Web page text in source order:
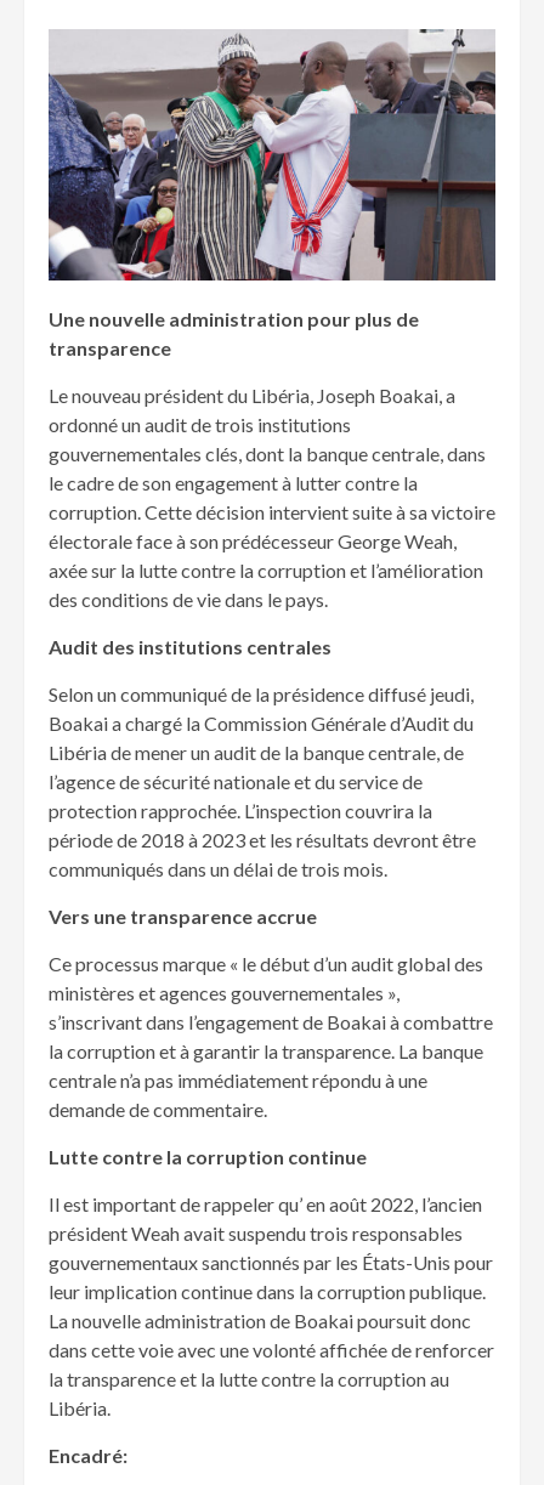
Une nouvelle administration pour plus de
transparence
Le nouveau président du Libéria, Joseph Boakai, a
ordonné un audit de trois institutions
gouvernementales clés, dont la banque centrale, dans
le cadre de son engagement à lutter contre la
corruption. Cette décision intervient suite à sa victoire
électorale face à son prédécesseur George Weah,
axée sur la lutte contre la corruption et l’amélioration
des conditions de vie dans le pays.
Audit des institutions centrales
Selon un communiqué de la présidence diffusé jeudi,
Boakai a chargé la Commission Générale d’Audit du
Libéria de mener un audit de la banque centrale, de
l’agence de sécurité nationale et du service de
protection rapprochée. L’inspection couvrira la
période de 2018 à 2023 et les résultats devront être
communiqués dans un délai de trois mois.
Vers une transparence accrue
Ce processus marque « le début d’un audit global des
ministères et agences gouvernementales »,
s’inscrivant dans l’engagement de Boakai à combattre
la corruption et à garantir la transparence. La banque
centrale n’a pas immédiatement répondu à une
demande de commentaire.
Lutte contre la corruption continue
Il est important de rappeler qu’ en août 2022, l’ancien
président Weah avait suspendu trois responsables
gouvernementaux sanctionnés par les États-Unis pour
leur implication continue dans la corruption publique.
La nouvelle administration de Boakai poursuit donc
dans cette voie avec une volonté affichée de renforcer
la transparence et la lutte contre la corruption au
Libéria.
Encadré: